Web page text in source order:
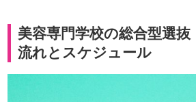
美容専門学校の総合型選抜
流れとスケジュール